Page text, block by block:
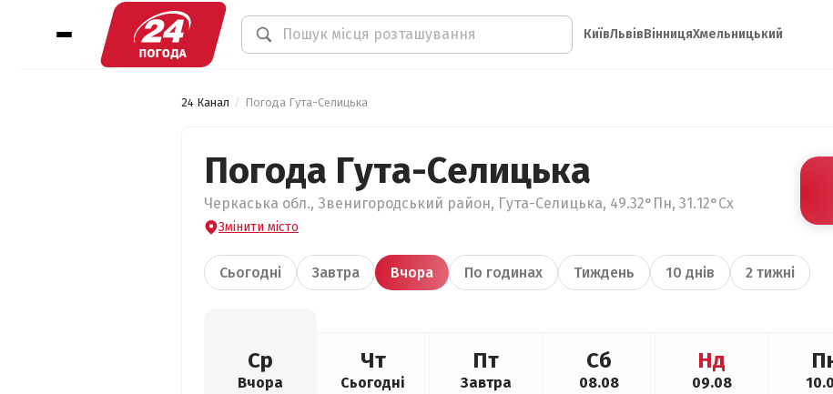
КиївЛьвівВінницяХмельницький
24 Канал Погода Гута-Селицька
Погода Гута-Селицька
Черкаська обл., Звенигородський район, Гута-Селицька, 49.32°Пн, 31.12°Сх
Змінити місто
Сьогодні Завтра Вчора По годинах Тиждень 10 днів 2 тижні
Ср
Вчора
Чт
Сьогодні
Пт
Завтра
Сб
08.08
Нд
09.08